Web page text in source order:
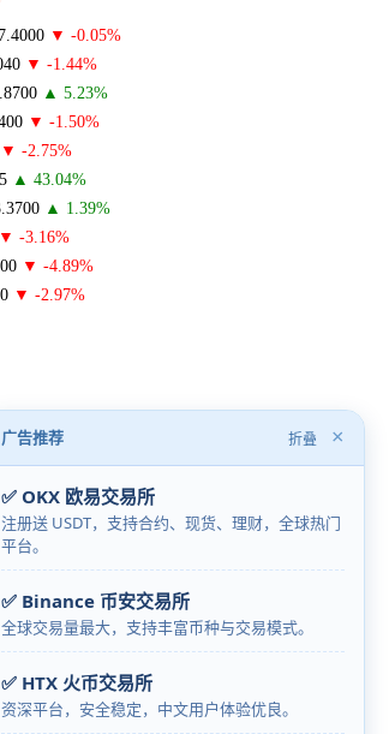
广告推荐 折叠 ×
✅ OKX 欧易交易所
注册送 USDT，支持合约、现货、理财，全球热门
平台。
✅ Binance 币安交易所
全球交易量最大，支持丰富币种与交易模式。
✅ HTX 火币交易所
资深平台，安全稳定，中文用户体验优良。